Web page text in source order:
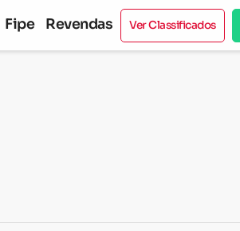
Fipe Revendas Ver Classificados